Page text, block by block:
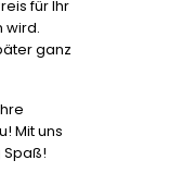
für Ihr
wird.
ganz
Mit uns